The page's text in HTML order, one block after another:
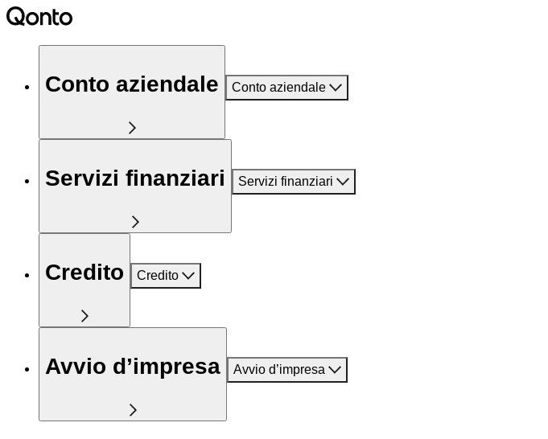
Conto aziendale Conto aziendale
Servizi finanziari Servizi finanziari
Credito Credito
Avvio d’impresa Avvio d’impresa